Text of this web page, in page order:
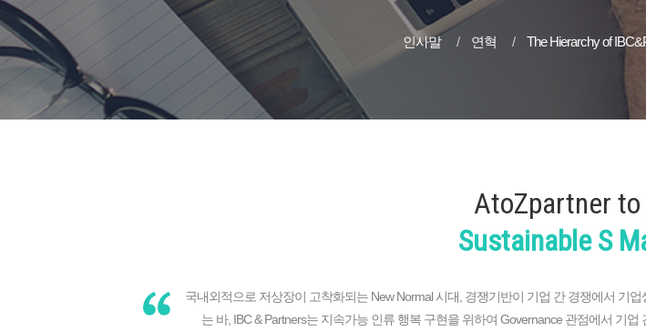
인사말 연혁 The Hierarchy of
AtoZpartner to
Sustainable S
국내외적으로 저상장이 고착화되는 New Normal 시대, 경쟁기반이 기업 간 경쟁에서 기
는 바, IBC & Partners는 지속가능 인류 행복 구현을 위하여 Governance 관점에서 기